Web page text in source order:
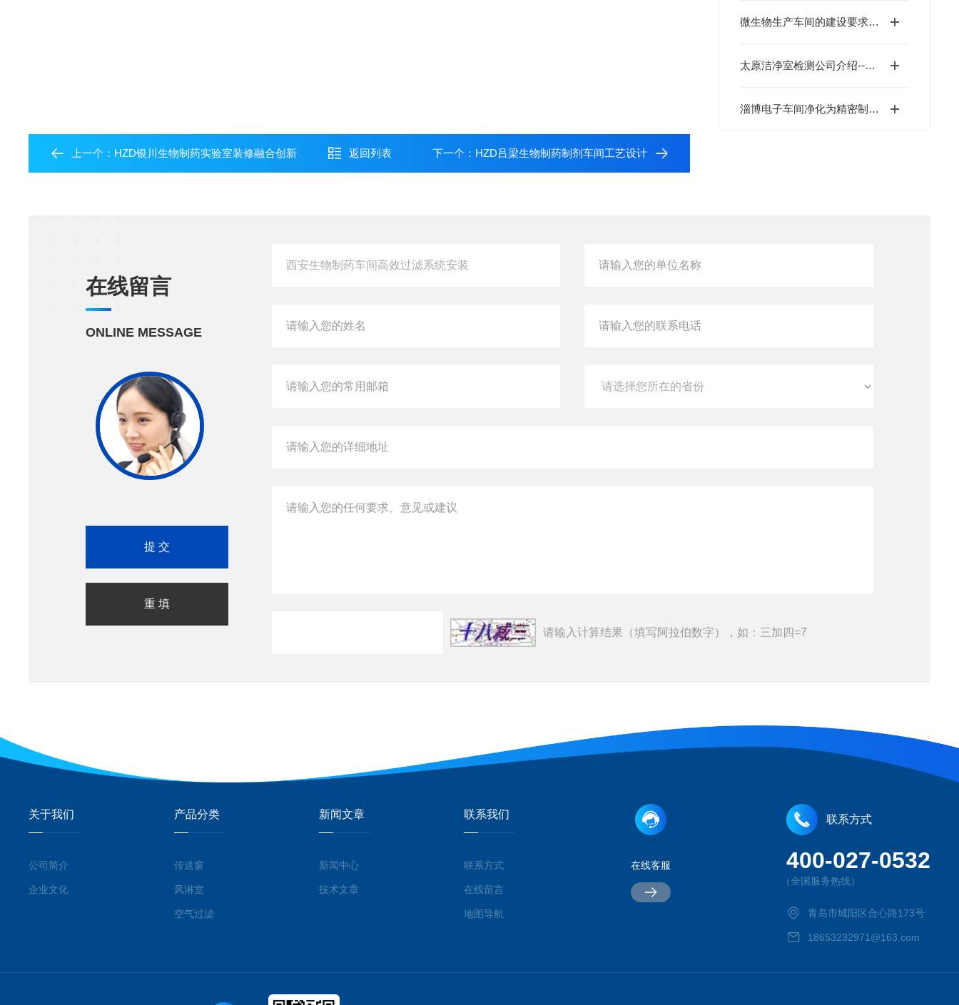
微生物生产车间的建设要求有哪些？
太原洁净室检测公司介绍--汇众达
淄博电子车间净化为精密制造护航
上一个： HZD银川生物制药实验室装修融合创新 返回列表 下一个： HZD吕梁生物制药制剂车间工艺设计
在线留言
ONLINE MESSAGE
请输入计算结果（填写阿拉伯数字），如：三加四=7
关于我们
公司简介
企业文化
产品分类
传送窗
风淋室
空气过滤
新闻文章
新闻中心
技术文章
联系我们
联系方式
在线留言
地图导航
在线客服
联系方式
400-027-0532
（全国服务热线）
青岛市城阳区合心路173号
18653232971@163.com